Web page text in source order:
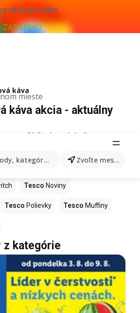
vždy po ruke
mieste
kategórie, produkty... Zvoľte mesto
káva
káva akcia - aktuálny
nenašli žiadne výsledky.
v obchodoch Tesco
Ashwagandha
Tesco Noviny
Tesco Polievky Tesco Muffiny
z kategórie